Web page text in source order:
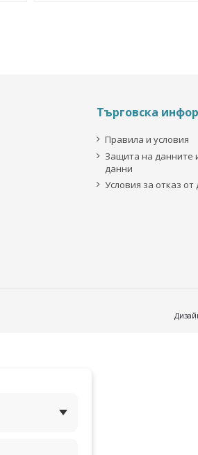
Търговска
Правила и условия
Защита на данните
данни
Условия за отказ от